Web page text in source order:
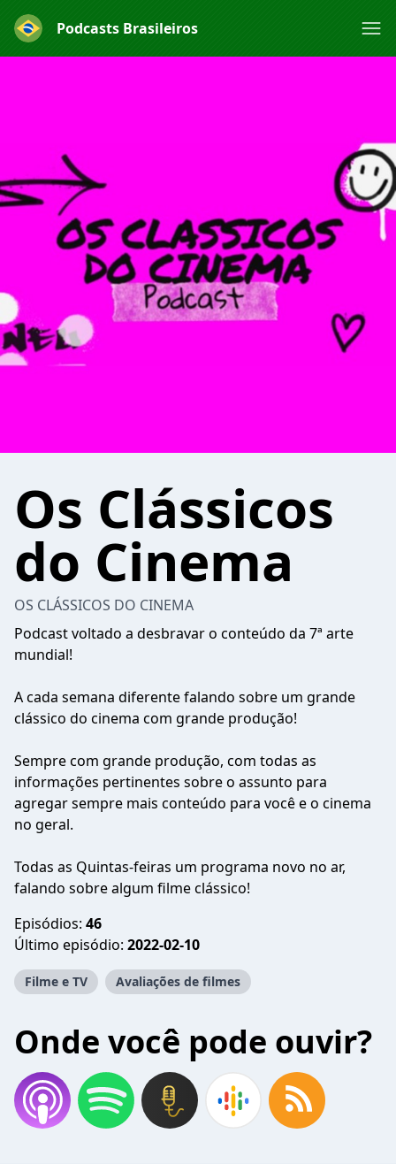
Podcasts Brasileiros
Os Clássicos
do Cinema
OS CLÁSSICOS DO CINEMA
Podcast voltado a desbravar o conteúdo da 7ª arte
mundial!
A cada semana diferente falando sobre um grande
clássico do cinema com grande produção!
Sempre com grande produção, com todas as
informações pertinentes sobre o assunto para
agregar sempre mais conteúdo para você e o cinema
no geral.
Todas as Quintas-feiras um programa novo no ar,
falando sobre algum filme clássico!
Episódios: 46
Último episódio: 2022-02-10
Filme e TV Avaliações de filmes
Onde você pode ouvir?